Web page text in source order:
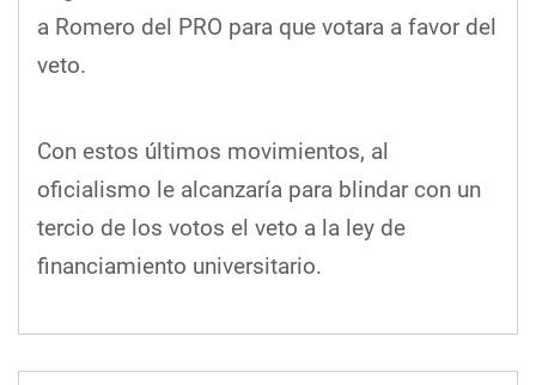
a Romero del PRO para que votara a favor del
veto.
Con estos últimos movimientos, al
oficialismo le alcanzaría para blindar con un
tercio de los votos el veto a la ley de
financiamiento universitario.